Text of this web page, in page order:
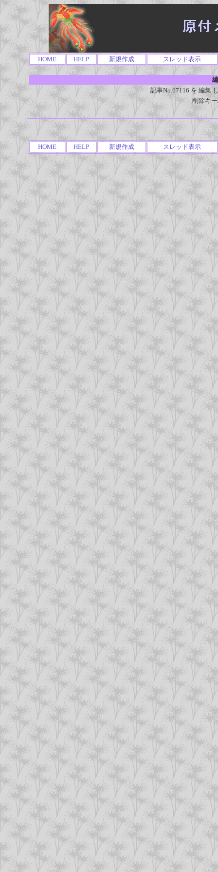
HOME HELP 新規作成 スレッド表示
記事No.67116 を 編集
削除キ
HOME HELP 新規作成 スレッド表示